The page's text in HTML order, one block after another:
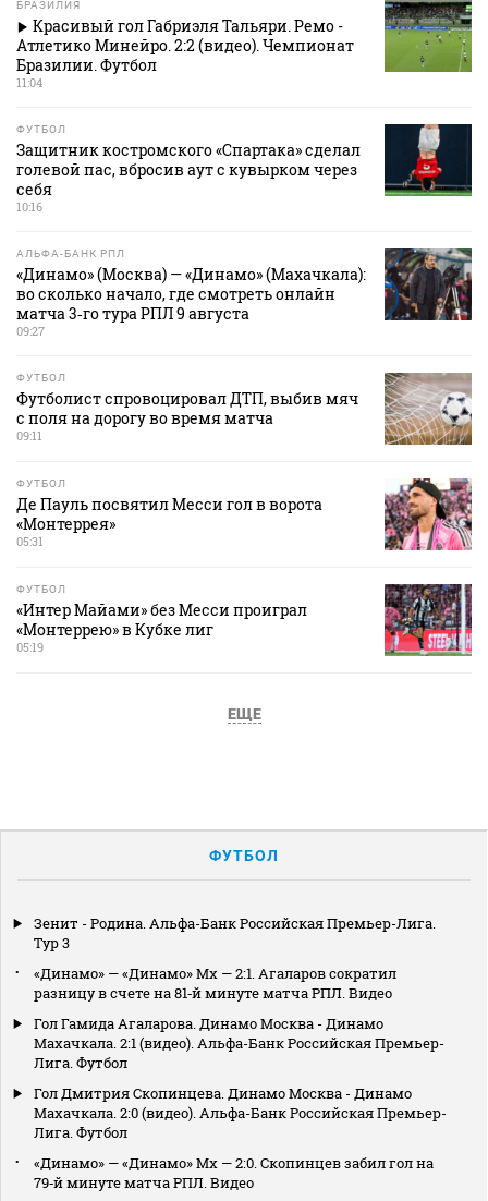
БРАЗИЛИЯ
Красивый гол Габриэля Тальяри. Ремо -
Атлетико Минейро. 2:2 (видео). Чемпионат
Бразилии. Футбол
11:04
ФУТБОЛ
Защитник костромского «Спартака» сделал
голевой пас, вбросив аут с кувырком через
себя
10:16
АЛЬФА-БАНК РПЛ
«Динамо» (Москва) — «Динамо» (Махачкала):
во сколько начало, где смотреть онлайн
матча 3‑го тура РПЛ 9 августа
09:27
ФУТБОЛ
Футболист спровоцировал ДТП, выбив мяч
с поля на дорогу во время матча
09:11
ФУТБОЛ
Де Пауль посвятил Месси гол в ворота
«Монтеррея»
05:31
ФУТБОЛ
«Интер Майами» без Месси проиграл
«Монтеррею» в Кубке лиг
05:19
ЕЩЕ
ФУТБОЛ
Зенит - Родина. Альфа-Банк Российская Премьер-Лига.
Тур 3
«Динамо» — «Динамо» Мх — 2:1. Агаларов сократил
разницу в счете на 81‑й минуте матча РПЛ. Видео
Гол Гамида Агаларова. Динамо Москва - Динамо
Махачкала. 2:1 (видео). Альфа-Банк Российская Премьер-
Лига. Футбол
Гол Дмитрия Скопинцева. Динамо Москва - Динамо
Махачкала. 2:0 (видео). Альфа-Банк Российская Премьер-
Лига. Футбол
«Динамо» — «Динамо» Мх — 2:0. Скопинцев забил гол на
79‑й минуте матча РПЛ. Видео